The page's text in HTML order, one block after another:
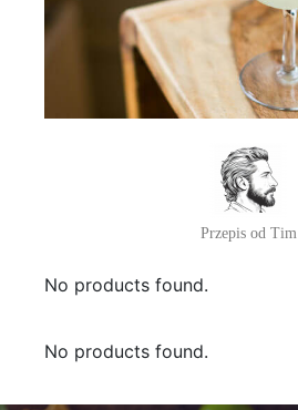
Przepis od Tim
No products found.
No products found.